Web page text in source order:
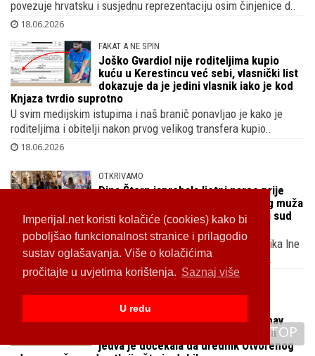
Imperijal.net koristi kolačiće (cookies) kako bi
poboljšao funkcionalnost stranice i prilagodio
sustav oglašavanja. Više o kolačićima
pročitajte u uvjetima korištenja. Saznaj više
U redu
VEZE VATRENIH I ZMAJEVA: Transfer
bivšeg BiH reprezentativca Kenana
Kodre, zastupa i igrače Hajduka, a brat je
bivšeg be-ha selektora
Uoči okršaja BiH reprezentacije i Švicarske otkrivamo što
povezuje hrvatsku i susjednu reprezentaciju osim činjenice d..
18.06.2026
kuću u Kerestincu već sebi, vlasnički list
dokazuje da je jedini vlasnik iako je kod
U svim medijskim istupima i naš branič ponavljao je kako je
roditeljima i obitelji nakon prvog velikog transfera kupio..
18.06.2026
OTKRIVAMO
prvog tropskog vikenda dok njenog muža
Ljubu Pavasovića Viskovića splitski sud
traži zbog sporova na Plenkovićevoj djedovini
Snimili smo kćer bivšeg HDZ-ovog ministra i bivšeg čelnika Ine
TOP